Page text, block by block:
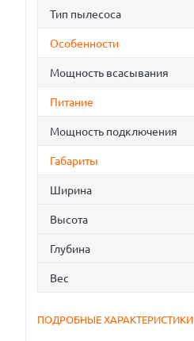
Тип пылесоса
Особенности
Мощность всасывания
Питание
Мощность подключения
Габариты
Ширина
Высота
Глубина
Вес
ПОДРОБНЫЕ ХАРАКТЕРИСТИКИ